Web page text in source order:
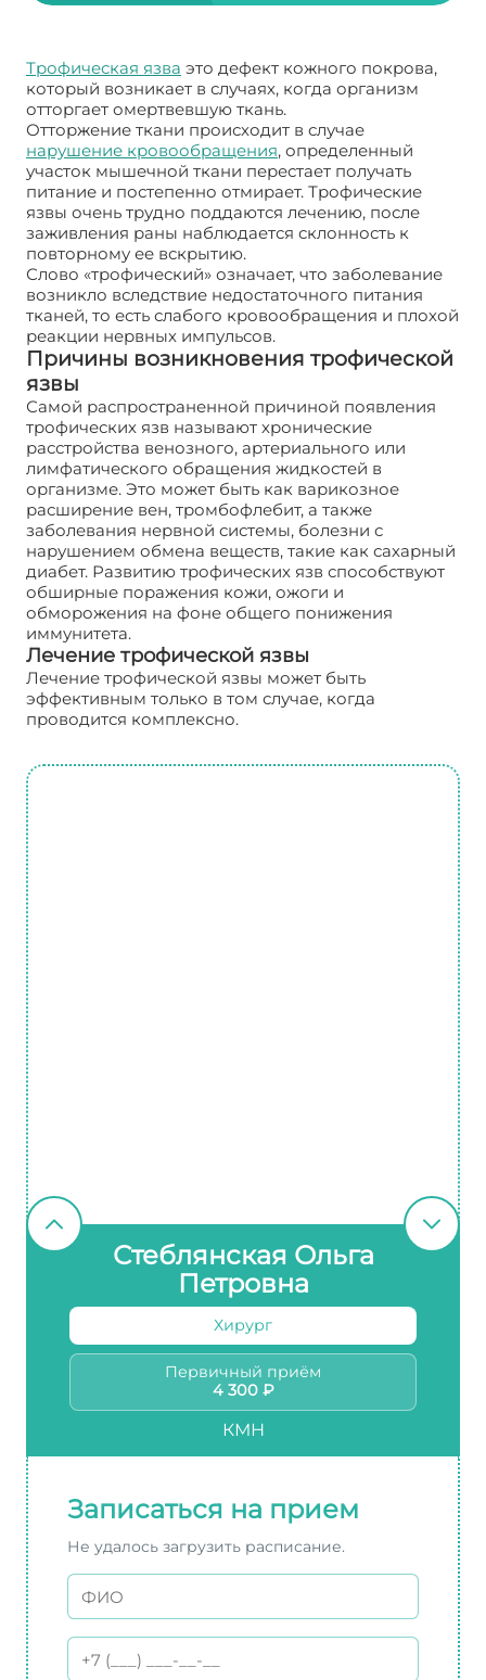
Трофическая язва это дефект кожного покрова,
который возникает в случаях, когда организм
отторгает омертвевшую ткань.
Отторжение ткани происходит в случае
нарушение кровообращения, определенный
участок мышечной ткани перестает получать
питание и постепенно отмирает. Трофические
язвы очень трудно поддаются лечению, после
заживления раны наблюдается склонность к
повторному ее вскрытию.
Слово «трофический» означает, что заболевание
возникло вследствие недостаточного питания
тканей, то есть слабого кровообращения и плохой
реакции нервных импульсов.
Причины возникновения трофической
язвы
Самой распространенной причиной появления
трофических язв называют хронические
расстройства венозного, артериального или
лимфатического обращения жидкостей в
организме. Это может быть как варикозное
расширение вен, тромбофлебит, а также
заболевания нервной системы, болезни с
нарушением обмена веществ, такие как сахарный
диабет. Развитию трофических язв способствуют
обширные поражения кожи, ожоги и
обморожения на фоне общего понижения
иммунитета.
Лечение трофической язвы
Лечение трофической язвы может быть
эффективным только в том случае, когда
проводится комплексно.
Стеблянская Ольга
Петровна
Хирург
Первичный приём
4 300 ₽
КМН
Записаться на прием
Не удалось загрузить расписание.